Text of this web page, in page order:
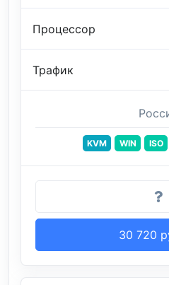
Процессор
Трафик
KVM WIN ISO
30 720